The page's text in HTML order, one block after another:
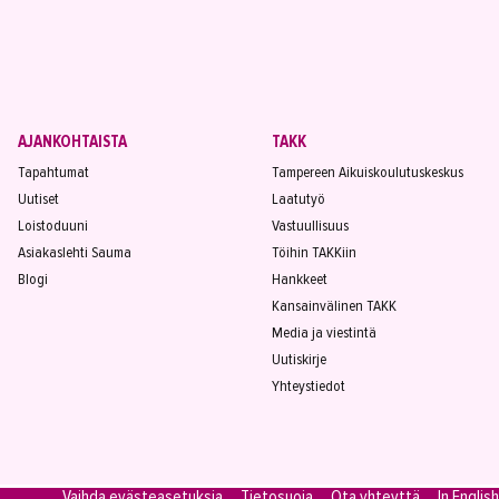
AJANKOHTAISTA
Tapahtumat
Uutiset
Loistoduuni
Asiakaslehti Sauma
Blogi
TAKK
Tampereen Aikuiskoulutuskeskus
Laatutyö
Vastuullisuus
Töihin TAKKiin
Hankkeet
Kansainvälinen TAKK
Media ja viestintä
Uutiskirje
Yhteystiedot